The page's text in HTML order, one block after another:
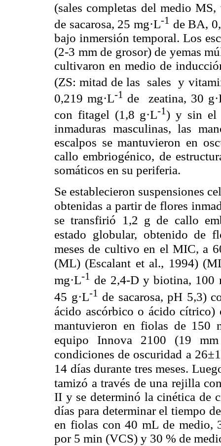
(sales completas del medio
de sacarosa, 25 mg·L-1 de BA,
bajo inmersión temporal. Los
(2-3 mm de grosor) de yemas
cultivaron en medio de
(ZS: mitad de las sales y
0,219mg·L-1 de zeatina, 30
con fitagel (1,8 g·L-1) y sin el
inmaduras masculinas, las
escalpos se mantuvieron en
callo embriogénico, de
somáticos en su periferia.
Se establecieron suspensiones
obtenidas a partir de flores
se transfirió 1,2 g de callo
estado globular, obtenido de
meses de cultivo en el MIC, a
(ML) (Escalant et al., 1994)
mg·L-1 de 2,4-D y biotina, 100
45 g·L-1 de sacarosa, pH 5,3)
ácido ascórbico o ácido cítrico)
mantuvieron en fiolas de 150
equipo Innova 2100 (19
condiciones de oscuridad a
14 días durante tres meses.
tamizó a través de una rejilla
II y se determinó la cinética de
días para determinar el tiempo
en fiolas con 40 mL de medio,
por 5 min (VCS) y 30 % de